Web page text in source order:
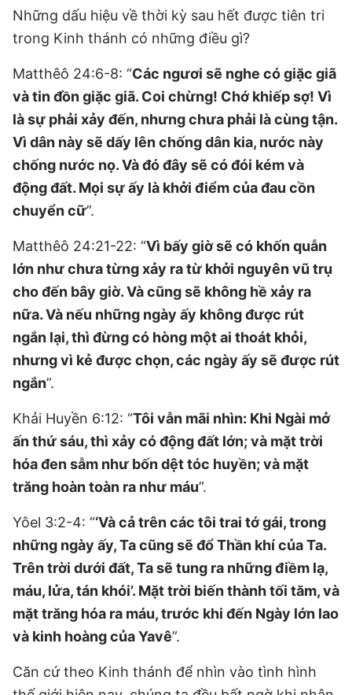
Những dấu hiệu về thời kỳ sau hết được tiên tri
trong Kinh thánh có những điều gì?
Matthêô 24:6-8: “Các ngươi sẽ nghe có giặc giã
và tin đồn giặc giã. Coi chừng! Chớ khiếp sợ! Vì
là sự phải xảy đến, nhưng chưa phải là cùng tận.
Vì dân này sẽ dấy lên chống dân kia, nước này
chống nước nọ. Và đó đây sẽ có đói kém và
động đất. Mọi sự ấy là khởi điểm của đau cồn
chuyển cữ”.
Matthêô 24:21-22: “Vì bấy giờ sẽ có khốn quẫn
lớn như chưa từng xảy ra từ khởi nguyên vũ trụ
cho đến bây giờ. Và cũng sẽ không hề xảy ra
nữa. Và nếu những ngày ấy không được rút
ngắn lại, thì đừng có hòng một ai thoát khỏi,
nhưng vì kẻ được chọn, các ngày ấy sẽ được rút
ngắn”.
Khải Huyền 6:12: “Tôi vẫn mãi nhìn: Khi Ngài mở
ấn thứ sáu, thì xảy có động đất lớn; và mặt trời
hóa đen sẫm như bốn dệt tóc huyền; và mặt
trăng hoàn toàn ra như máu”.
Yôel 3:2-4: “‘Và cả trên các tôi trai tớ gái, trong
những ngày ấy, Ta cũng sẽ đổ Thần khí của Ta.
Trên trời dưới đất, Ta sẽ tung ra những điềm lạ,
máu, lửa, tán khói’. Mặt trời biến thành tối tăm, và
mặt trăng hóa ra máu, trước khi đến Ngày lớn lao
và kinh hoàng của Yavê”.
Căn cứ theo Kinh thánh để nhìn vào tình hình